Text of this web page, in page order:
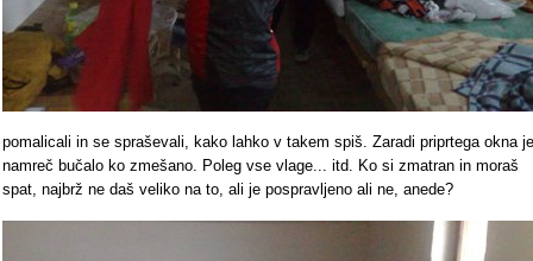
pomalicali in se spraševali, kako lahko v takem spiš. Zaradi priprtega okna je
namreč bučalo ko zmešano. Poleg vse vlage... itd. Ko si zmatran in moraš
spat, najbrž ne daš veliko na to, ali je pospravljeno ali ne, anede?